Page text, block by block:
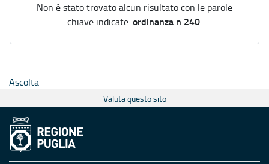
Non è stato trovato alcun risultato con le parole
chiave indicate:ordinanza n 240.
Ascolta
Valuta questo sito